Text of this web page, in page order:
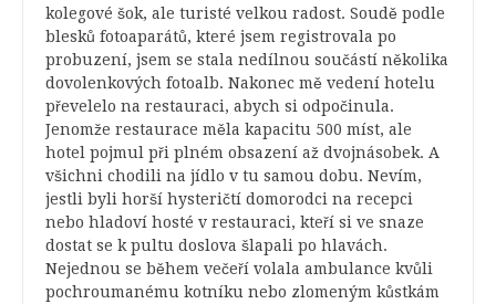
kolegové šok, ale turisté velkou radost. Soudě podle
blesků fotoaparátů, které jsem registrovala po
probuzení, jsem se stala nedílnou součástí několika
dovolenkových fotoalb. Nakonec mě vedení hotelu
převelelo na restauraci, abych si odpočinula.
Jenomže restaurace měla kapacitu 500 míst, ale
hotel pojmul při plném obsazení až dvojnásobek. A
všichni chodili na jídlo v tu samou dobu. Nevím,
jestli byli horší hysteričtí domorodci na recepci
nebo hladoví hosté v restauraci, kteří si ve snaze
dostat se k pultu doslova šlapali po hlavách.
Nejednou se během večeří volala ambulance kvůli
pochroumanému kotníku nebo zlomeným kůstkám